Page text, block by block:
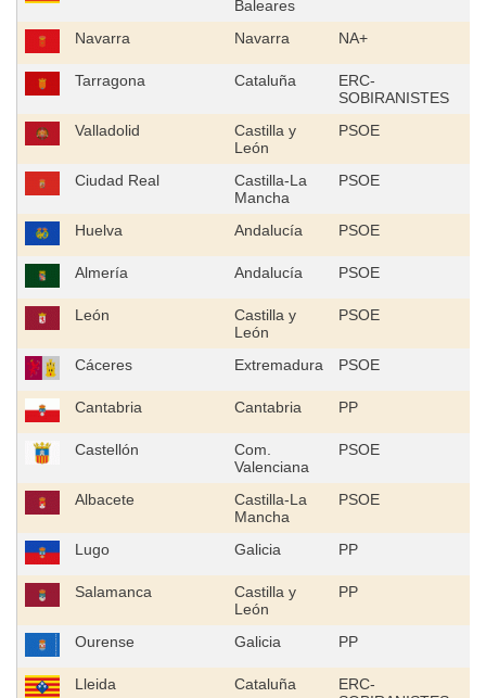
Baleares
Navarra Navarra NA+
Tarragona Cataluña
ERC-
SOBIRANISTES
Valladolid
Castilla y
León
PSOE
Ciudad Real
Castilla-La
Mancha
PSOE
Huelva Andalucía PSOE
Almería Andalucía PSOE
León
Castilla y
León
PSOE
Cáceres Extremadura PSOE
Cantabria Cantabria PP
Castellón
Com.
Valenciana
PSOE
Albacete
Castilla-La
Mancha
PSOE
Lugo Galicia PP
Salamanca
Castilla y
León
PP
Ourense Galicia PP
Lleida Cataluña
ERC-